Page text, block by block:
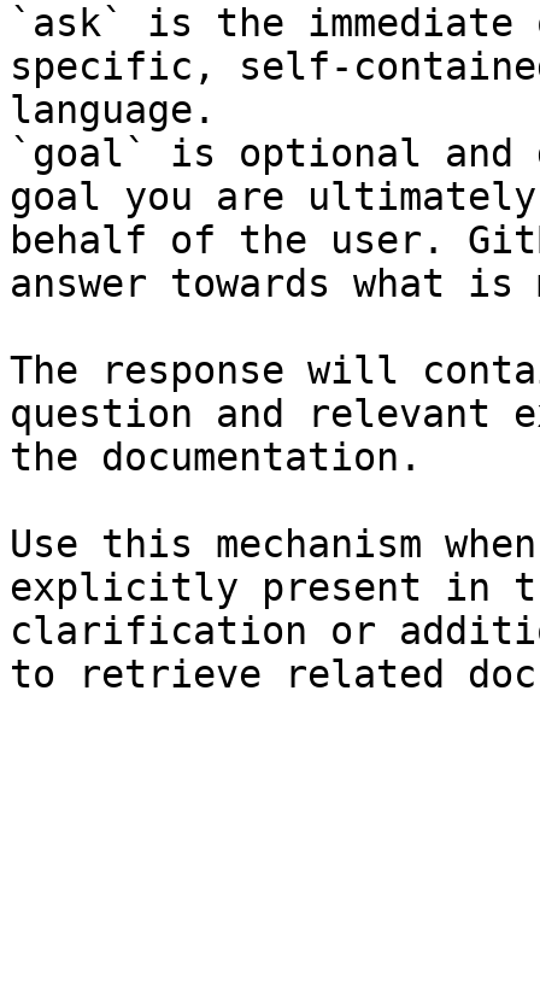
`ask` is the
specific, self-
language.
`goal` is optional and
goal you are
behalf of the user.
answer towards what
The response will
question and relevant
the documentation.
Use this mechanism
explicitly present in
clarification or